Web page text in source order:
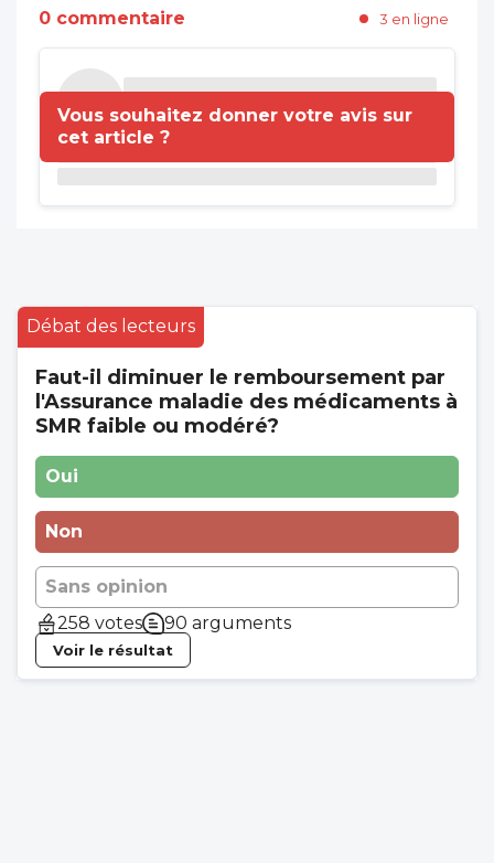
0 commentaire 3 en ligne
Vous souhaitez donner votre avis sur
cet article ?
Débat des lecteurs
Faut-il diminuer le remboursement par
l'Assurance maladie des médicaments à
SMR faible ou modéré?
Oui
Non
Sans opinion
258 votes
90 arguments
Voir le résultat